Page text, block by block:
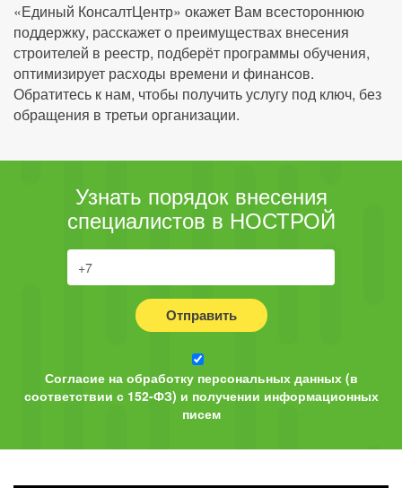
«Единый КонсалтЦентр» окажет Вам всестороннюю
поддержку, расскажет о преимуществах внесения
строителей в реестр, подберёт программы обучения,
оптимизирует расходы времени и финансов.
Обратитесь к нам, чтобы получить услугу под ключ, без
обращения в третьи организации.
Узнать порядок внесения
специалистов в НОСТРОЙ
Отправить
Согласие на обработку персональных данных (в
соответствии с 152-ФЗ) и получении информационных
писем